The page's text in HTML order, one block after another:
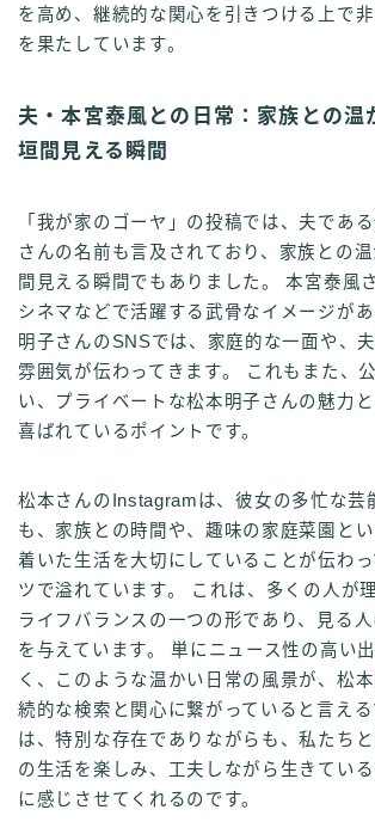
を高め、継続的な関心を引きつける上で
を果たしています。
夫・本宮泰風との日常：家族との温
垣間見える瞬間
「我が家のゴーヤ」の投稿では、夫であ
さんの名前も言及されており、家族との
間見える瞬間でもありました。 本宮泰風
シネマなどで活躍する武骨なイメージが
明子さんのSNSでは、家庭的な一面や、
雰囲気が伝わってきます。 これもまた、
い、プライベートな松本明子さんの魅力
喜ばれているポイントです。
松本さんのInstagramは、彼女の多忙な芸
も、家族との時間や、趣味の家庭菜園と
着いた生活を大切にしていることが伝わ
ツで溢れています。 これは、多くの人が
ライフバランスの一つの形であり、見る
を与えています。 単にニュース性の高い
く、このような温かい日常の風景が、松
続的な検索と関心に繋がっていると言え
は、特別な存在でありながらも、私たち
の生活を楽しみ、工夫しながら生きてい
に感じさせてくれるのです。